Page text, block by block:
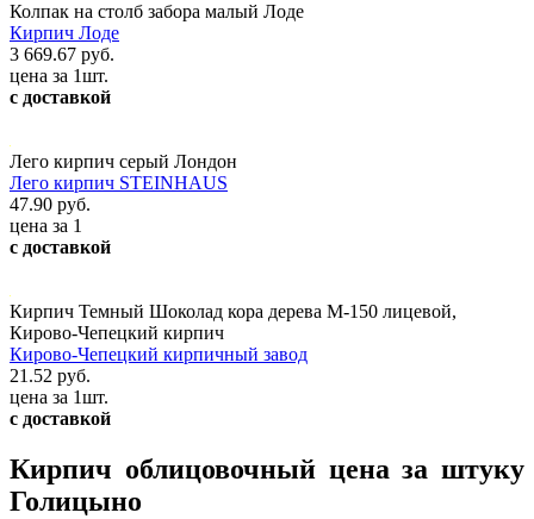
Колпак на столб забора малый Лоде
Кирпич Лоде
3 669.67 руб.
цена за 1шт.
с доставкой
Лего кирпич серый Лондон
Лего кирпич STEINHAUS
47.90 руб.
цена за 1
с доставкой
Кирпич Темный Шоколад кора дерева М-150 лицевой,
Кирово-Чепецкий кирпич
Кирово-Чепецкий кирпичный завод
21.52 руб.
цена за 1шт.
с доставкой
Кирпич облицовочный цена за штуку
Голицыно